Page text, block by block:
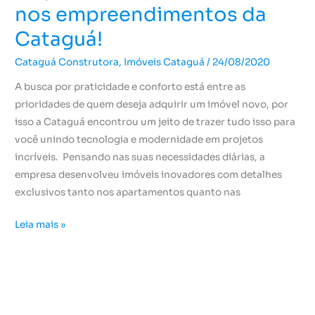
nos empreendimentos da
Cataguá!
Cataguá Construtora, Imóveis Cataguá / 24/08/2020
A busca por praticidade e conforto está entre as
prioridades de quem deseja adquirir um imóvel novo, por
isso a Cataguá encontrou um jeito de trazer tudo isso para
você unindo tecnologia e modernidade em projetos
incríveis. Pensando nas suas necessidades diárias, a
empresa desenvolveu imóveis inovadores com detalhes
exclusivos tanto nos apartamentos quanto nas
Leia mais »